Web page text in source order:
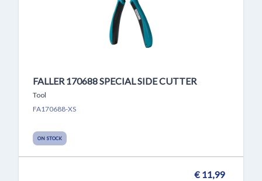
FALLER 170688 SPECIAL SIDE CUTTER
Tool
FA170688-XS
ON STOCK
€ 11,99